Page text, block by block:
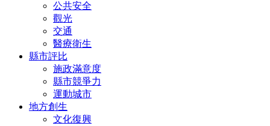
公共安全
觀光
交通
醫療衛生
縣市評比
施政滿意度
縣市競爭力
運動城市
地方創生
文化復興